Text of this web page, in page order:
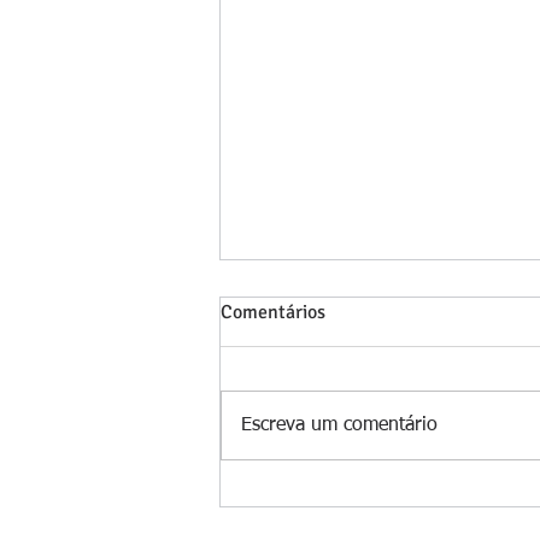
Comentários
Escreva um comentário